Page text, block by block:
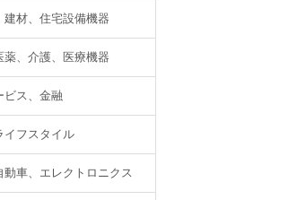
材、住宅設備機器
、介護、医療機器
ビス、金融
イフスタイル
車、エレクトロニクス